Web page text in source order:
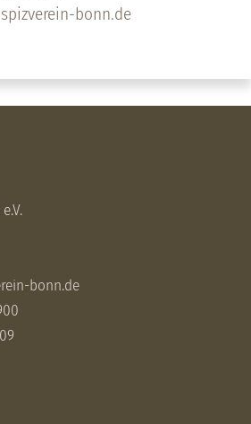
bonn.de
bonn.de